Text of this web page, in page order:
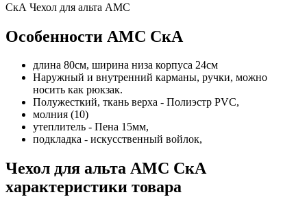
СкА Чехол для альта АМС
Особенности AMC СкА
длина 80см, ширина низа корпуса 24см
Наружный и внутренний карманы, ручки, можно
носить как рюкзак.
Полужесткий, ткань верха - Полиэстр PVC,
молния (10)
утеплитель - Пена 15мм,
подкладка - искусственный войлок,
Чехол для альта AMC СкА
характеристики товара